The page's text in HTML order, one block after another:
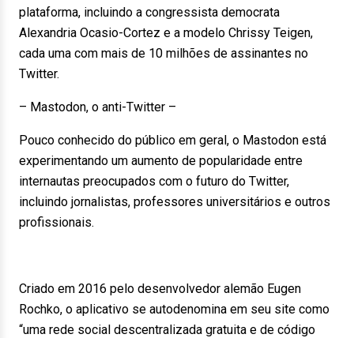
plataforma, incluindo a congressista democrata
Alexandria Ocasio-Cortez e a modelo Chrissy Teigen,
cada uma com mais de 10 milhões de assinantes no
Twitter.
– Mastodon, o anti-Twitter –
Pouco conhecido do público em geral, o Mastodon está
experimentando um aumento de popularidade entre
internautas preocupados com o futuro do Twitter,
incluindo jornalistas, professores universitários e outros
profissionais.
Criado em 2016 pelo desenvolvedor alemão Eugen
Rochko, o aplicativo se autodenomina em seu site como
“uma rede social descentralizada gratuita e de código